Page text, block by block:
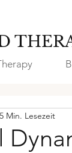
5 Min. Lesezeit